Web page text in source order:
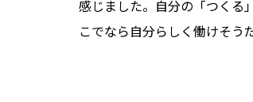
感じました。自分の「つくる
こでなら自分らしく働けそう